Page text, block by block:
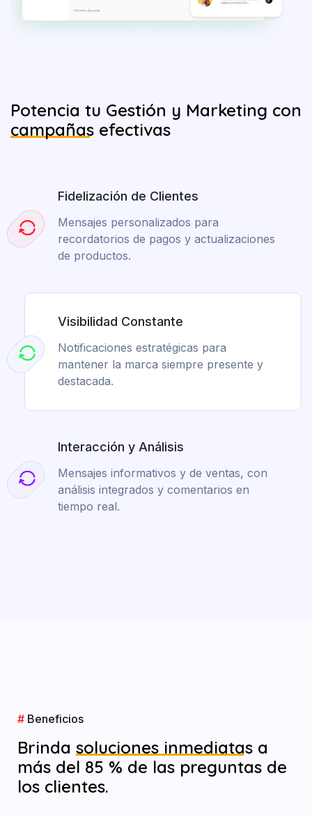
Potencia tu Gestión y Marketing con
campañas efectivas
Fidelización de Clientes
Mensajes personalizados para
recordatorios de pagos y actualizaciones
de productos.
Visibilidad Constante
Notificaciones estratégicas para
mantener la marca siempre presente y
destacada.
Interacción y Análisis
Mensajes informativos y de ventas, con
análisis integrados y comentarios en
tiempo real.
# Beneficios
Brinda soluciones inmediatas a
más del 85 % de las preguntas de
los clientes.